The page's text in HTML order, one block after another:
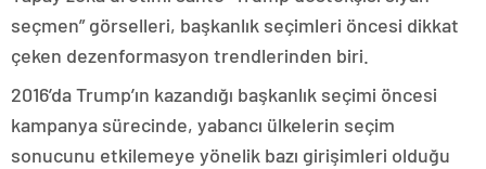
seçmen” görselleri, başkanlık seçimleri öncesi dikkat
çeken dezenformasyon trendlerinden biri.
2016’da Trump’ın kazandığı başkanlık seçimi öncesi
kampanya sürecinde, yabancı ülkelerin seçim
sonucunu etkilemeye yönelik bazı girişimleri olduğu